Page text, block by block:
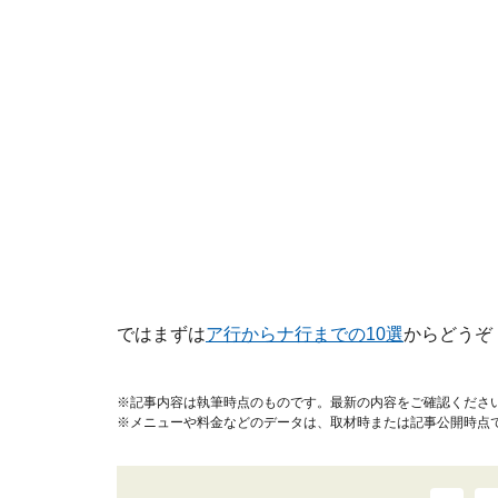
ではまずはア行からナ行までの10選からどうぞ
※記事内容は執筆時点のものです。最新の内容をご確認くださ
※メニューや料金などのデータは、取材時または記事公開時点